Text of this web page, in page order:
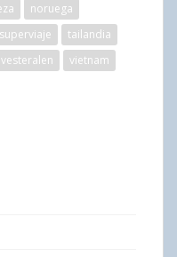
noruega
superviaje
tailandia
vesteralen
vietnam